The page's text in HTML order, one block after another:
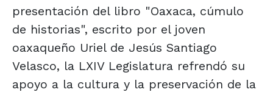
presentación del libro "Oaxaca, cúmulo
de historias", escrito por el joven
oaxaqueño Uriel de Jesús Santiago
Velasco, la LXIV Legislatura refrendó su
apoyo a la cultura y la preservación de la